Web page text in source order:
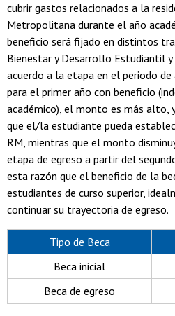
cubrir gastos relacionados a la
Metropolitana durante el año
beneficio será fijado en distintos
Bienestar y Desarrollo Estudiantil
acuerdo a la etapa en el periodo de
para el primer año con beneficio
académico), el monto es más alto,
que el/la estudiante pueda
RM, mientras que el monto
etapa de egreso a partir del
esta razón que el beneficio de la
estudiantes de curso superior,
continuar su trayectoria de egreso.
Tipo de Beca
Beca inicial
Beca de egreso